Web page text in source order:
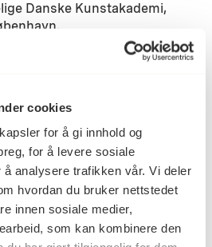
cookies
for å gi innhold og
for å levere sosiale
analysere trafikken vår. Vi deler
hvordan du bruker nettstedet
innen sosiale medier,
som kan kombinere den
Danske Kunstakademi,
operative hovedkvarter,
8050